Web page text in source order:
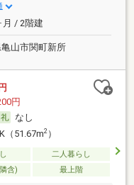
月 / 2階建
山市関町新所
円
なし
（51.67m2）
二人暮らし
含) 最上階